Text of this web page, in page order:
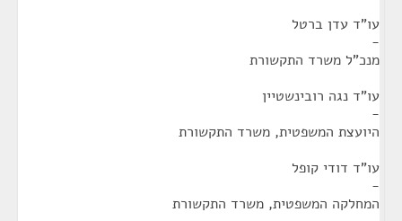
עו"ד עדן ברטל
-
מנכ"ל משרד התקשורת
עו"ד נגה רובינשטיין
-
היועצת המשפטית, משרד התקשורת
עו"ד דודי קופל
-
המחלקה המשפטית, משרד התקשורת